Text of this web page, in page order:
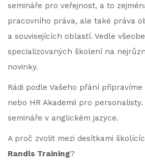
semináře pro veřejnost, a to
pracovního práva, ale také práva
a souvisejících oblastí. Vedle
specializovaných školení na
novinky.
Rádi podle Vašeho přání
nebo HR Akademii pro
semináře v anglickém jazyce.
A proč zvolit mezi desítkami
Randls Training?